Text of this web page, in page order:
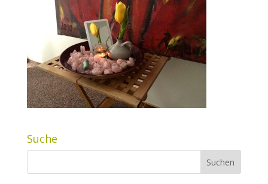
Suche